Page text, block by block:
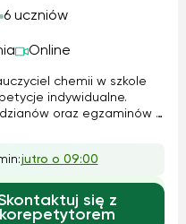
6 uczniów
Online
chemii w szkole
indywidualne.
oraz egzaminów z
dostosowując
ucznia. Stawiam na
jutro o 09:00
się z
korepetytorem